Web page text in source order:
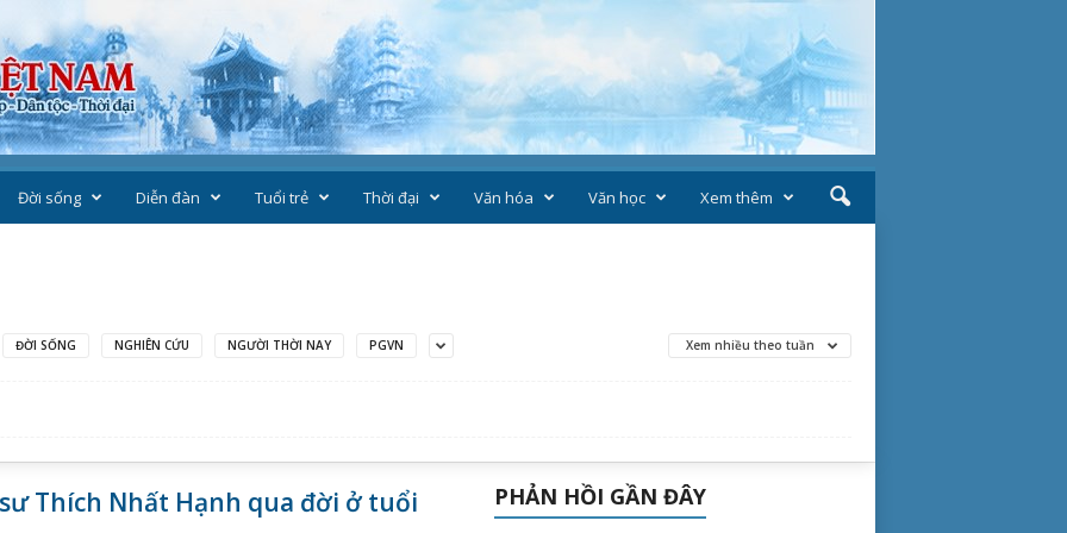
Đời sống Diễn đàn Tuổi trẻ Thời đại Văn hóa Văn học Xem thêm
ĐỜI SỐNG NGHIÊN CỨU NGƯỜI THỜI NAY PGVN Xem nhiều theo tuần
Thích Nhất Hạnh qua đời ở tuổi
PHẢN HỒI GẦN ĐÂY